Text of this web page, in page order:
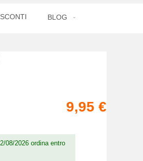
SCONTI BLOG
9,95 €
08/2026 ordina entro